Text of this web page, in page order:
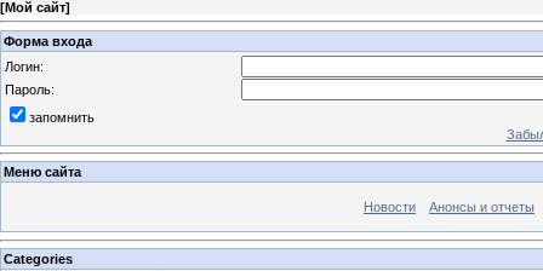
[Мой сайт]
Форма входа
Логин:
Пароль:
запомнить
Меню сайта
Новости Анонсы и отчеты
Categories